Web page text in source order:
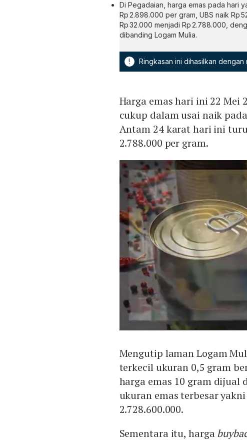
Di Pegadaian, harga emas pada hari
Rp 2.898.000 per gram, UBS naik Rp
Rp 32.000 menjadi Rp 2.788.000,
dibanding Logam Mulia.
! Ringkasan ini dihasilkan dengan
Harga emas hari ini 22 Mei
cukup dalam usai naik
Antam 24 karat hari ini
2.788.000 per gram.
Mengutip laman Logam
terkecil ukuran 0,5 gram
harga emas 10 gram dijual
ukuran emas terbesar
2.728.600.000.
Sementara itu, harga